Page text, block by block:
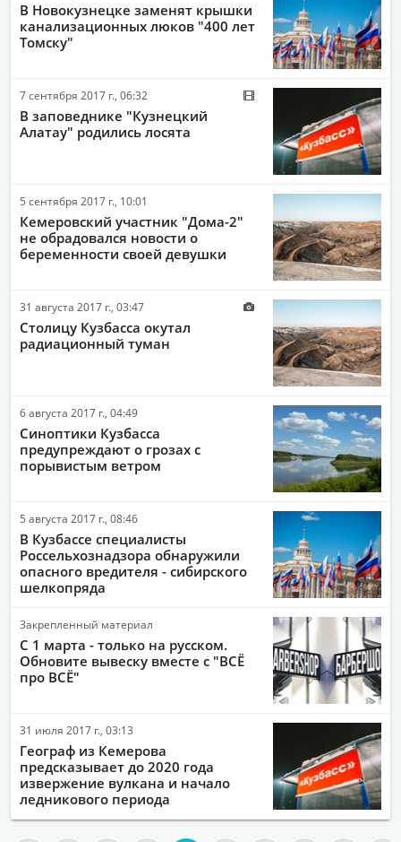
В Новокузнецке заменят крышки
канализационных люков "400 лет
Томску"
7 сентября 2017 г., 06:32
В заповеднике "Кузнецкий
Алатау" родились лосята
5 сентября 2017 г., 10:01
Кемеровский участник "Дома-2"
не обрадовался новости о
беременности своей девушки
31 августа 2017 г., 03:47
Столицу Кузбасса окутал
радиационный туман
6 августа 2017 г., 04:49
Синоптики Кузбасса
предупреждают о грозах с
порывистым ветром
5 августа 2017 г., 08:46
В Кузбассе специалисты
Россельхознадзора обнаружили
опасного вредителя - сибирского
шелкопряда
Закрепленный материал
С 1 марта - только на русском.
Обновите вывеску вместе с "ВСЁ
про ВСЁ"
31 июля 2017 г., 03:13
Географ из Кемерова
предсказывает до 2020 года
извержение вулкана и начало
ледникового периода